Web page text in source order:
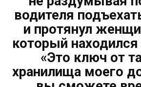
водителя
и протянул
который
«Это ключ от
хранилища моего